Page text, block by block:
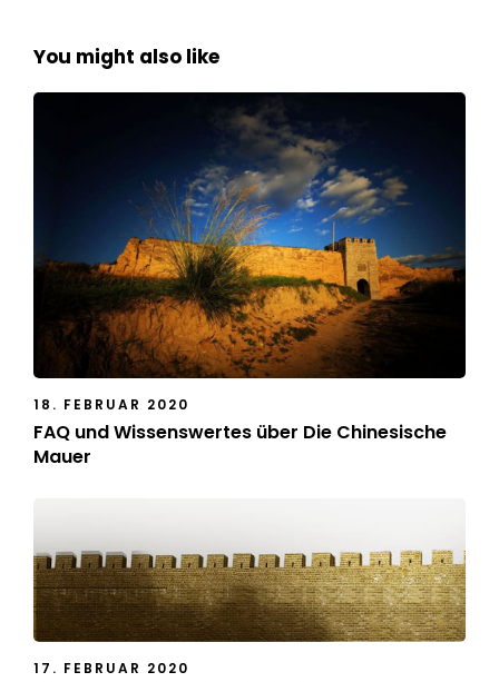
You might also like
18. FEBRUAR 2020
FAQ und Wissenswertes über Die Chinesische
Mauer
17. FEBRUAR 2020